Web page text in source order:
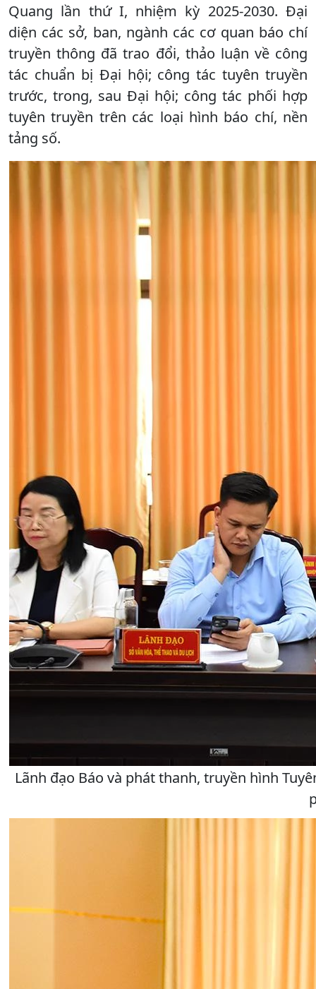
Quang lần thứ I, nhiệm kỳ 2025-2030. Đại
diện các sở, ban, ngành các cơ quan báo chí
truyền thông đã trao đổi, thảo luận về công
tác chuẩn bị Đại hội; công tác tuyên truyền
trước, trong, sau Đại hội; công tác phối hợp
tuyên truyền trên các loại hình báo chí, nền
tảng số.
Lãnh đạo Báo và phát thanh, truyền hình